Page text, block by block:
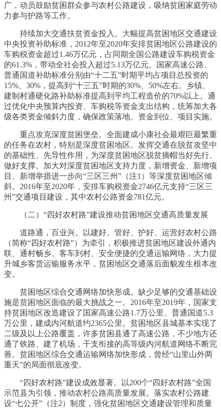
广，动员鼓励贫困群众参与农村公路建设，吸纳贫困家庭劳动
力参与护路等工作。
持续加大交通扶贫资金投入。大幅提高贫困地区交通建设
中央投资补助标准，2012年至2020年安排贫困地区公路建设的
车购税资金超过1.46万亿元，占同期全国公路建设车购税资金
的61.3%，带动全社会投入超过5.13万亿元。国家高速公路、
普通国道补助标准分别由“十二五”时期平均占项目总投资的
15%、30%，提高到“十三五”时期的30%、50%左右。乡镇、
建制村通硬化路补助标准提高到平均工程造价的70%以上。通
过优化中央预算内投资、车购税等资金支出结构，统筹加大各
级各类资金倾斜力度，确保政策落地、资金到位、项目实施。
重点攻克深度贫困堡垒。全面建成小康社会最艰巨最繁重
的任务在农村，特别是深度贫困地区。发挥交通在脱贫攻坚中
的基础性、先导性作用，为深度贫困地区脱贫摘帽当好先行、
做好支撑。加大对深度贫困地区支持力度，新增资金、新增项
目、新增举措进一步向“三区三州”（注1）等深度贫困地区倾
斜。2016年至2020年，安排车购税资金2746亿元支持“三区三
州”交通项目建设，其中农村公路资金781亿元。
（二）“四好农村路”建设推动贫困地区交通高质量发展
道路通，百业兴。以建好、管好、护好、运营好农村公路
（简称“四好农村路”）为牵引，积极推进贫困地区建设外通内
联、通村畅乡、客车到村、安全便捷的交通运输网络，大力提
升城乡客货运输服务水平，贫困地区交通落后面貌发生根本改
变。
贫困地区综合交通网络加快形成。缺少足够的交通基础设
施是贫困地区面临的最大挑战之一。2016年至2019年，国家支
持贫困地区改造建设了国家高速公路1.7万公里、普通国道5.3
万公里，建成内河航道约2365公里。贫困地区县城基本实现了
二级及以上公路覆盖，许多贫困县通了高速公路，不少地方还
通了铁路、建了机场，干支衔接的高等级内河航道网络不断完
善。贫困地区综合交通运输网络加快形成，曾经“山里山外两
重天”的局面彻底改变。
“四好农村路”建设成效显著。以200个“四好农村路”全国
示范县为引领，推动农村公路高质量发展。落实农村公路建
设“七公开”（注2）制度，强化贫困地区交通建设管理和质量